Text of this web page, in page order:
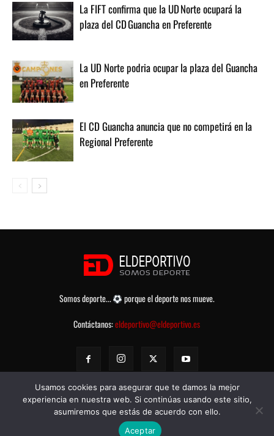
La FIFT confirma que la UD Norte ocupará la
plaza del CD Guancha en Preferente
La UD Norte podria ocupar la plaza del Guancha
en Preferente
El CD Guancha anuncia que no competirá en la
Regional Preferente
Somos deporte...
porque el deporte nos mueve.
Contáctanos:eldeportivo@eldeportivo.es
© eldeportivo.es 2008 - 2025 Todos los Derechos Reservados -
Usamos cookies para asegurar que te damos la mejor
experiencia en nuestra web. Si continúas usando este sitio,
asumiremos que estás de acuerdo con ello.
Aceptar